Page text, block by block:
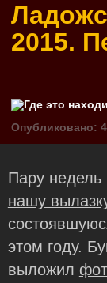
2015.
Опубликовано:
Пару недель
нашу
этом году.
выложил